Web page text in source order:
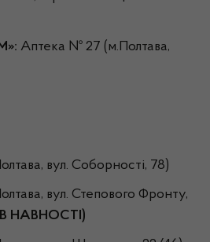
Аптека № 27 (м.Полтава,
вул. Соборності, 78)
вул. Степового Фронту,
НАВНОСТІ)